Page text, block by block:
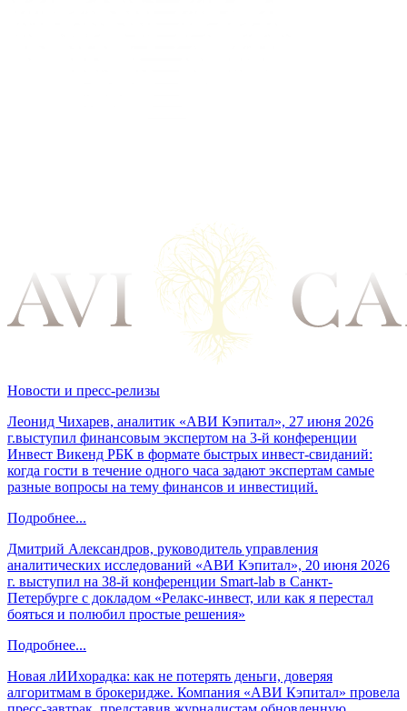
Новости и пресс-релизы
Леонид Чихарев, аналитик «АВИ Кэпитал», 27 июня 2026
г.выступил финансовым экспертом на 3-й конференции
Инвест Викенд РБК в формате быстрых инвест-свиданий:
когда гости в течение одного часа задают экспертам самые
разные вопросы на тему финансов и инвестиций.
Подробнее...
Дмитрий Александров, руководитель управления
аналитических исследований «АВИ Кэпитал», 20 июня 2026
г. выступил на 38-й конференции Smart-lab в Санкт-
Петербурге с докладом «Релакс-инвест, или как я перестал
бояться и полюбил простые решения»
Подробнее...
Новая лИИхорадка: как не потерять деньги, доверяя
алгоритмам в брокеридже. Компания «АВИ Кэпитал» провела